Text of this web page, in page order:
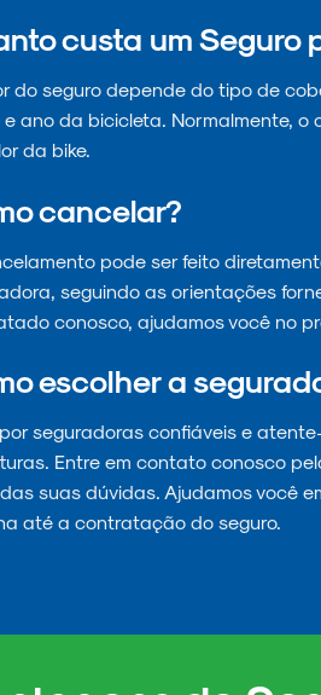
custa um Seguro
do seguro depende do tipo de
e ano da bicicleta. Normalmente, o
da bike.
cancelar?
pode ser feito
seguindo as orientações
conosco, ajudamos você no
escolher a
seguradoras confiáveis e
Entre em contato conosco
suas dúvidas. Ajudamos você
até a contratação do seguro.